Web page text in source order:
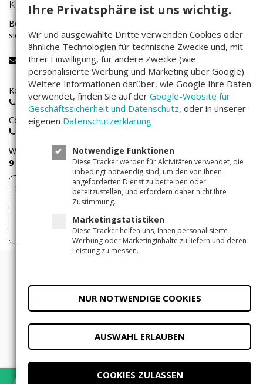
KONTAKT
Bei Fragen rund um das Investieren auf Companisto wenden Sie
sich bitte an unser Service-Team:
service@companisto.com
Kostenlose Rufnummer für Investoren aus Deutschland:
0800 - 100 267 0
Companisto-Servicerufnummer:
Wir sind
Montags bis Freitagsvon
9 – 17 Uhr
für Sie erreichbar.
Sie können Ihre über Companisto abgeschlossenen
Investments hier widerrufen
Vertrag widerrufen
Allgemeine Geschäftsbedingungen
Datenschutzerklärung
Impressum
Datenschutzeinstellungen
Ihre Privatsphäre ist uns wichtig.
Wir und ausgewählte Dritte verwenden Cookies oder
ähnliche Technologien für technische Zwecke und, mit
Ihrer Einwilligung, für andere Zwecke (wie
personalisierte Werbung und Marketing über Google).
Weitere Informationen darüber, wie Google Ihre Daten
verwendet, finden Sie auf der Google-Website für
Geschäftssicherheit und Datenschutz, oder in unserer
eigenen Datenschutzerklärung
Notwendige Funktionen
Diese Tracker werden für Aktivitäten verwendet, die
unbedingt notwendig sind, um den von Ihnen
angeforderten Dienst zu betreiben oder
bereitzustellen, und erfordern daher nicht Ihre
Zustimmung.
Marketingstatistiken
Diese Tracker helfen uns, Ihnen personalisierte
Werbung oder Marketinginhalte zu liefern und deren
Leistung zu messen.
NUR NOTWENDIGE COOKIES
AUSWAHL ERLAUBEN
COOKIES ZULASSEN